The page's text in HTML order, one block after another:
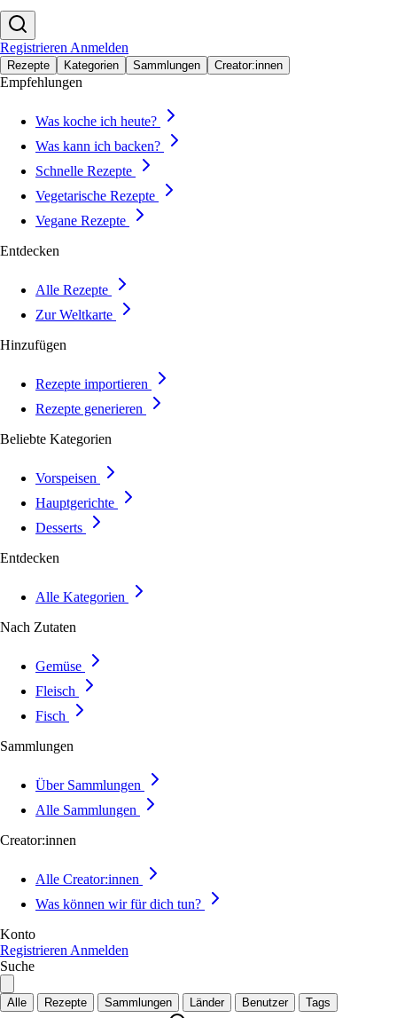
Registrieren Anmelden
Rezepte Kategorien Sammlungen Creator:innen
Empfehlungen
Was koche ich heute?
Was kann ich backen?
Schnelle Rezepte
Vegetarische Rezepte
Vegane Rezepte
Entdecken
Alle Rezepte
Zur Weltkarte
Hinzufügen
Rezepte importieren
Rezepte generieren
Beliebte Kategorien
Vorspeisen
Hauptgerichte
Desserts
Entdecken
Alle Kategorien
Nach Zutaten
Gemüse
Fleisch
Fisch
Sammlungen
Über Sammlungen
Alle Sammlungen
Creator:innen
Alle Creator:innen
Was können wir für dich tun?
Konto
Registrieren Anmelden
Suche
Alle Rezepte Sammlungen Länder Benutzer Tags